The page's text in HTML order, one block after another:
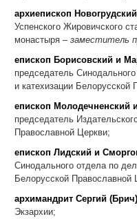
архиепископ
Успенского Жировичского
монастыря – заместитель
епископ Борисовский и
председатель
и катехизации Белорусской
епископ Молодечненский
председатель
Православной Церкви;
епископ Лидский и
Синодального отдела по
Белорусской Православной
архимандрит Сергий (Брич)
Экзархии;